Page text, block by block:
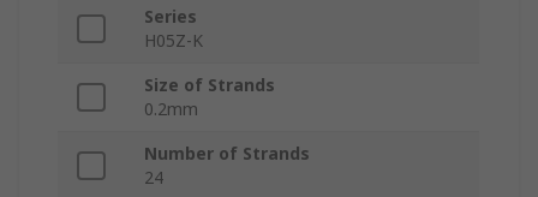
Series
H05Z-K
Size of Strands
0.2mm
Number of Strands
24